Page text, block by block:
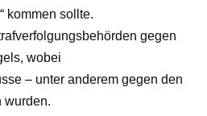
kommen sollte.
gegen
wobei
– unter anderem gegen den
wurden.